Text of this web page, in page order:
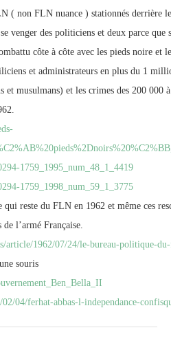
( non FLN nuance ) stationnés derrière
venger des politiciens et deux parce
côte à côte avec les pieds noire
et administrateurs en plus du 1
et musulmans) et les crimes des 200
1759_1995_num_48_1_4419
1759_1998_num_59_1_3775
reste du FLN en 1962 et même ces
l’armé Française.
article/1962/07/24/le-bureau-politique-
souris
04/ferhat-abbas-l-independance-